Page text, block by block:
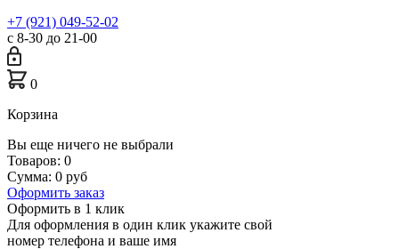
+7 (921) 049-52-02
с 8-30 до 21-00
0
Корзина
Вы еще ничего не выбрали
Товаров: 0
Сумма: 0 руб
Оформить заказ
Оформить в 1 клик
Для оформления в один клик укажите свой
номер телефона и ваше имя